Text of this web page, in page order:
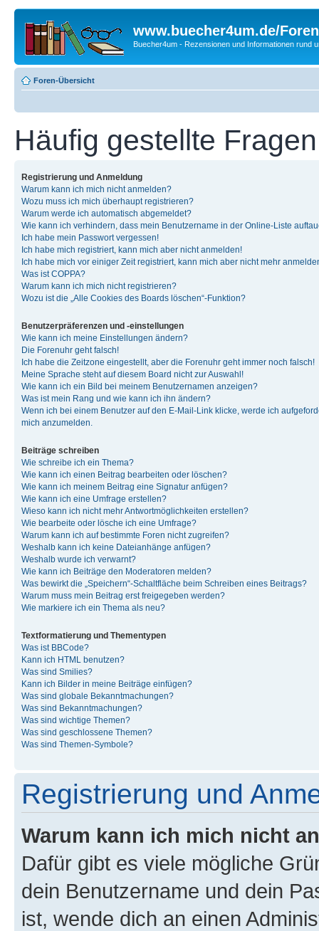
www.buecher4um.de/Foren
Buecher4um - Rezensionen und Informationen rund
Foren-Übersicht
Häufig gestellte Fragen
Registrierung und Anmeldung
Warum kann ich mich nicht anmelden?
Wozu muss ich mich überhaupt registrieren?
Warum werde ich automatisch abgemeldet?
Wie kann ich verhindern, dass mein Benutzername in der Online-Liste
Ich habe mein Passwort vergessen!
Ich habe mich registriert, kann mich aber nicht anmelden!
Ich habe mich vor einiger Zeit registriert, kann mich aber nicht mehr
Was ist COPPA?
Warum kann ich mich nicht registrieren?
Wozu ist die „Alle Cookies des Boards löschen“-Funktion?
Benutzerpräferenzen und -einstellungen
Wie kann ich meine Einstellungen ändern?
Die Forenuhr geht falsch!
Ich habe die Zeitzone eingestellt, aber die Forenuhr geht immer noch falsch!
Meine Sprache steht auf diesem Board nicht zur Auswahl!
Wie kann ich ein Bild bei meinem Benutzernamen anzeigen?
Was ist mein Rang und wie kann ich ihn ändern?
Wenn ich bei einem Benutzer auf den E-Mail-Link klicke, werde ich
mich anzumelden.
Beiträge schreiben
Wie schreibe ich ein Thema?
Wie kann ich einen Beitrag bearbeiten oder löschen?
Wie kann ich meinem Beitrag eine Signatur anfügen?
Wie kann ich eine Umfrage erstellen?
Wieso kann ich nicht mehr Antwortmöglichkeiten erstellen?
Wie bearbeite oder lösche ich eine Umfrage?
Warum kann ich auf bestimmte Foren nicht zugreifen?
Weshalb kann ich keine Dateianhänge anfügen?
Weshalb wurde ich verwarnt?
Wie kann ich Beiträge den Moderatoren melden?
Was bewirkt die „Speichern“-Schaltfläche beim Schreiben eines Beitrags?
Warum muss mein Beitrag erst freigegeben werden?
Wie markiere ich ein Thema als neu?
Textformatierung und Thementypen
Was ist BBCode?
Kann ich HTML benutzen?
Was sind Smilies?
Kann ich Bilder in meine Beiträge einfügen?
Was sind globale Bekanntmachungen?
Was sind Bekanntmachungen?
Was sind wichtige Themen?
Was sind geschlossene Themen?
Was sind Themen-Symbole?
Registrierung und
Warum kann ich mich nicht
Dafür gibt es viele mögliche
dein Benutzername und dein
ist, wende dich an einen